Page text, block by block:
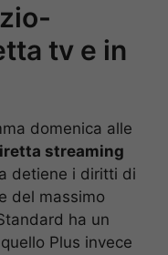
tv e in
domenica alle
streaming
detiene i diritti di
del massimo
ha un
Plus invece